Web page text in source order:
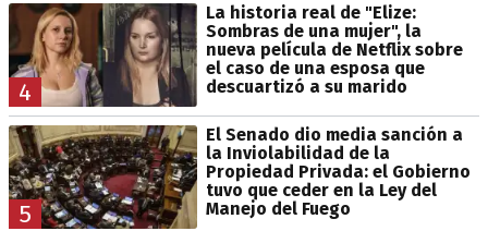
4
La historia real de "Elize:
Sombras de una mujer", la
nueva película de Netflix sobre
el caso de una esposa que
descuartizó a su marido
5
El Senado dio media sanción a
la Inviolabilidad de la
Propiedad Privada: el Gobierno
tuvo que ceder en la Ley del
Manejo del Fuego